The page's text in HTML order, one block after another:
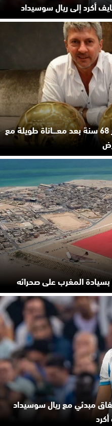
أكرد إلى ريال سوسيداد
وفـ.ـاة والد ليونيل ميسي عن عمر 68 سنة بعد معـ.ـاناة طويلة مع
بسيادة المغرب على صحرائه
مبدئي مع ريال سوسيداد